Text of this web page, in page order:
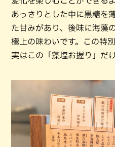
あっさりとした中に黒糖を
た甘みがあり、後味に海藻
極上の味わいです。この特
実はこの「藻塩お握り」だけ